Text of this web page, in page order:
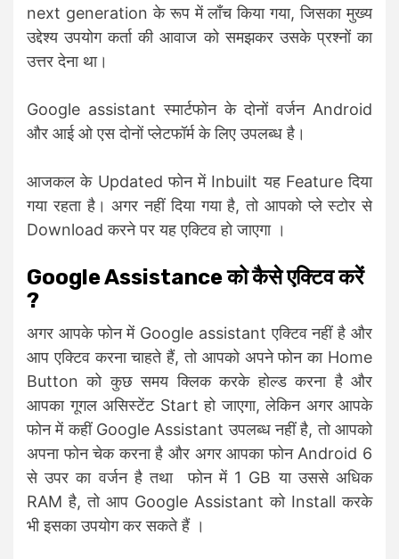
next generation के रूप में लाँच किया गया, जिसका मुख्य
उद्देश्य उपयोग कर्ता की आवाज को समझकर उसके प्रश्नों का
उत्तर देना था।
Google assistant स्मार्टफोन के दोनों वर्जन Android
और आई ओ एस दोनों प्लेटफॉर्म के लिए उपलब्ध है।
आजकल के Updated फोन में Inbuilt यह Feature दिया
गया रहता है। अगर नहीं दिया गया है, तो आपको प्ले स्टोर से
Download करने पर यह एक्टिव हो जाएगा ।
Google Assistance को कैसे एक्टिव करें
?
अगर आपके फोन में Google assistant एक्टिव नहीं है और
आप एक्टिव करना चाहते हैं, तो आपको अपने फोन का Home
Button को कुछ समय क्लिक करके होल्ड करना है और
आपका गूगल असिस्टेंट Start हो जाएगा, लेकिन अगर आपके
फोन में कहीं Google Assistant उपलब्ध नहीं है, तो आपको
अपना फोन चेक करना है और अगर आपका फोन Android 6
से उपर का वर्जन है तथा फोन में 1 GB या उससे अधिक
RAM है, तो आप Google Assistant को Install करके
भी इसका उपयोग कर सकते हैं ।